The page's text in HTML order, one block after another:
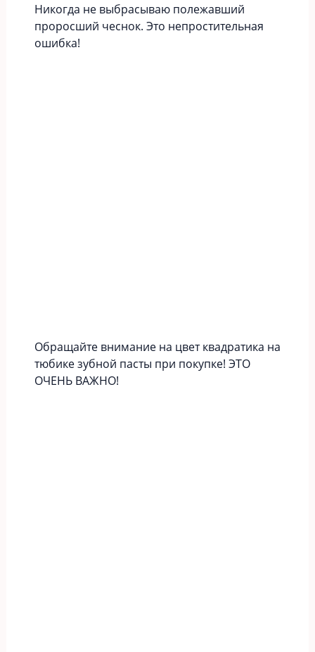
Никогда не выбрасываю полежавший
проросший чеснок. Это непростительная
ошибка!
Обращайте внимание на цвет квадратика на
тюбике зубной пасты при покупке! ЭТО
ОЧЕНЬ ВАЖНО!